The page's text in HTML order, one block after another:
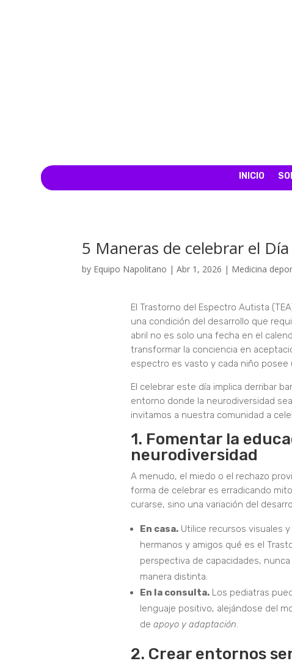
INICIO
5 Maneras de celebrar el
by Equipo Napolitano |Abr 1, 2026 | Medicina
El Trastorno del Espectro Autista
una condición del desarrollo que
abril no es solo una fecha en el
transformar la conciencia en
espectro es vasto y cada niño posee
El celebrar este día implica derribar
entorno donde la neurodiversidad
invitamos a nuestra comunidad a
1. Fomentar la
neurodiversidad
A menudo, el miedo o el rechazo
forma de celebrar es erradicando
curarse, sino una variación del
En casa.Utilice recursos visuales
hermanos y amigos qué es el
perspectiva de capacidades,
manera distinta.
En la consulta.Los pediatras
lenguaje positivo, alejándose del
de apoyo y adaptación.
2. Crear entornos